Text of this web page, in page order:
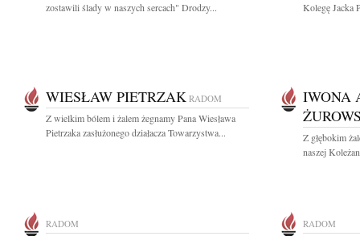
zostawili ślady w naszych sercach" Drodzy...
Kolegę Jacka
WIESŁAW PIETRZAK RADOM
Z wielkim bólem i żalem żegnamy Pana Wiesława
Pietrzaka zasłużonego działacza Towarzystwa...
IWONA
Z głębokim
naszej
RADOM RADOM